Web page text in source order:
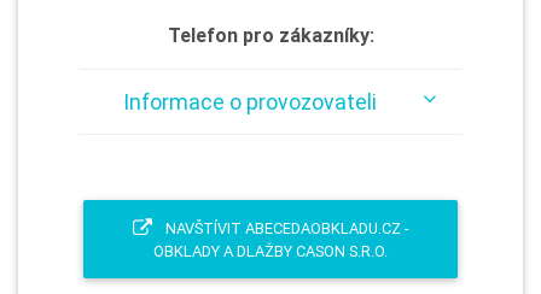
Telefon pro zákazníky:
Informace o provozovateli
NAVŠTÍVIT ABECEDAOBKLADU.CZ -
OBKLADY A DLAŽBY CASON S.R.O.